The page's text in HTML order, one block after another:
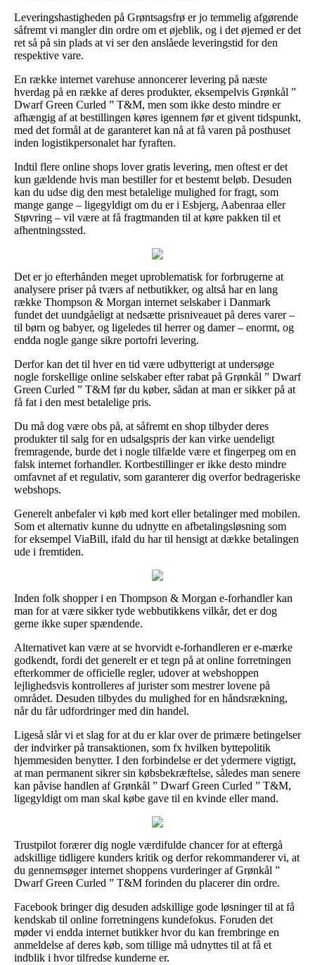
Leveringshastigheden på Grøntsagsfrø er jo temmelig afgørende
såfremt vi mangler din ordre om et øjeblik, og i det øjemed er det
ret så på sin plads at vi ser den anslåede leveringstid for den
respektive vare.
En række internet varehuse annoncerer levering på næste
hverdag på en række af deres produkter, eksempelvis Grønkål ”
Dwarf Green Curled ” T&M, men som ikke desto mindre er
afhængig af at bestillingen køres igennem før et givent tidspunkt,
med det formål at de garanteret kan nå at få varen på posthuset
inden logistikpersonalet har fyraften.
Indtil flere online shops lover gratis levering, men oftest er det
kun gældende hvis man bestiller for et bestemt beløb. Desuden
kan du udse dig den mest betalelige mulighed for fragt, som
mange gange – ligegyldigt om du er i Esbjerg, Aabenraa eller
Støvring – vil være at få fragtmanden til at køre pakken til et
afhentningssted.
Det er jo efterhånden meget uproblematisk for forbrugerne at
analysere priser på tværs af netbutikker, og altså har en lang
række Thompson & Morgan internet selskaber i Danmark
fundet det uundgåeligt at nedsætte prisniveauet på deres varer –
til børn og babyer, og ligeledes til herrer og damer – enormt, og
endda nogle gange sikre portofri levering.
Derfor kan det til hver en tid være udbytterigt at undersøge
nogle forskellige online selskaber efter rabat på Grønkål ” Dwarf
Green Curled ” T&M før du køber, sådan at man er sikker på at
få fat i den mest betalelige pris.
Du må dog være obs på, at såfremt en shop tilbyder deres
produkter til salg for en udsalgspris der kan virke uendeligt
fremragende, burde det i nogle tilfælde være et fingerpeg om en
falsk internet forhandler. Kortbestillinger er ikke desto mindre
omfavnet af et regulativ, som garanterer dig overfor bedrageriske
webshops.
Generelt anbefaler vi køb med kort eller betalinger med mobilen.
Som et alternativ kunne du udnytte en afbetalingsløsning som
for eksempel ViaBill, ifald du har til hensigt at dække betalingen
ude i fremtiden.
Inden folk shopper i en Thompson & Morgan e-forhandler kan
man for at være sikker tyde webbutikkens vilkår, det er dog
gerne ikke super spændende.
Alternativet kan være at se hvorvidt e-forhandleren er e-mærke
godkendt, fordi det generelt er et tegn på at online forretningen
efterkommer de officielle regler, udover at webshoppen
lejlighedsvis kontrolleres af jurister som mestrer lovene på
området. Desuden tilbydes du mulighed for en håndsrækning,
når du får udfordringer med din handel.
Ligeså slår vi et slag for at du er klar over de primære betingelser
der indvirker på transaktionen, som fx hvilken byttepolitik
hjemmesiden benytter. I den forbindelse er det ydermere vigtigt,
at man permanent sikrer sin købsbekræftelse, således man senere
kan påvise handlen af Grønkål ” Dwarf Green Curled ” T&M,
ligegyldigt om man skal købe gave til en kvinde eller mand.
Trustpilot forærer dig nogle værdifulde chancer for at eftergå
adskillige tidligere kunders kritik og derfor rekommanderer vi, at
du gennemsøger internet shoppens vurderinger af Grønkål ”
Dwarf Green Curled ” T&M forinden du placerer din ordre.
Facebook bringer dig desuden adskillige gode løsninger til at få
kendskab til online forretningens kundefokus. Foruden det
møder vi endda internet butikker hvor du kan frembringe en
anmeldelse af deres køb, som tillige må udnyttes til at få et
indblik i hvor tilfredse kunderne er.